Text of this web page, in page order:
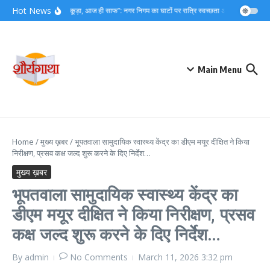
Skip to content
Hot News“आज का कूड़ा, आज ही साफ”: नगर निगम का घाटों पर रात्रि स्वच्छता अभियान…
Main Menu
Home /मुख्य ख़बर/भूपतवाला सामुदायिक स्वास्थ्य केंद्र का डीएम मयूर दीक्षित ने किया
निरीक्षण, प्रसव कक्ष जल्द शुरू करने के दिए निर्देश…
मुख्य ख़बर
भूपतवाला सामुदायिक स्वास्थ्य केंद्र का
डीएम मयूर दीक्षित ने किया निरीक्षण, प्रसव
कक्ष जल्द शुरू करने के दिए निर्देश…
By admin No Comments March 11, 2026 3:32 pm